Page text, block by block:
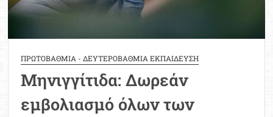
ΠΡΩΤΟΒΑΘΜΙΑ - ΔΕΥΤΕΡΟΒΑΘΜΙΑ ΕΚΠΑΙΔΕΥΣΗ
Μηνιγγίτιδα: Δωρεάν
εμβολιασμό όλων των